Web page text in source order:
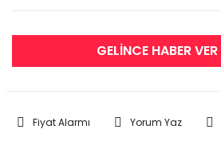
GELİNCE HABER VER
Fiyat Alarmı Yorum Yaz